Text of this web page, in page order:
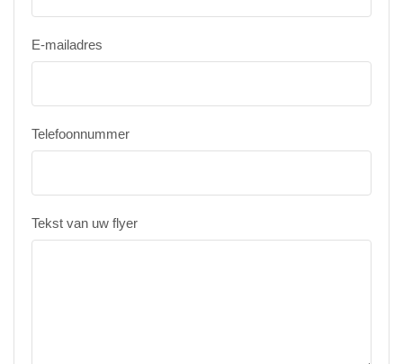
E-mailadres
Telefoonnummer
Tekst van uw flyer